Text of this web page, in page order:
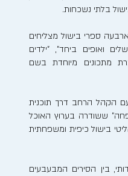
בלתי נשכחות.
ספרי בישול מצליחים
ואופים ביחד", "ילדים
מתכונים מיוחדת בשם
הקהל הרחב דרך תוכנית
ששודרה בערוץ האוכל
בישול כיפית ומשפחתית
בין הסירים המבעבעים